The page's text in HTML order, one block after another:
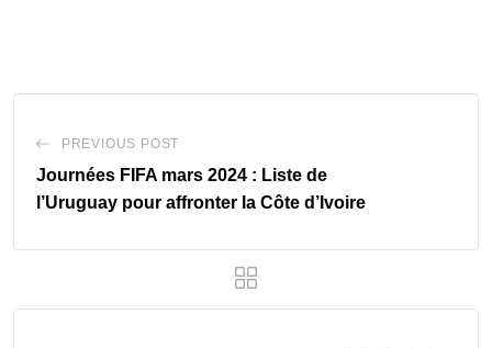
PREVIOUS POST
Journées FIFA mars 2024 : Liste de
l’Uruguay pour affronter la Côte d’Ivoire